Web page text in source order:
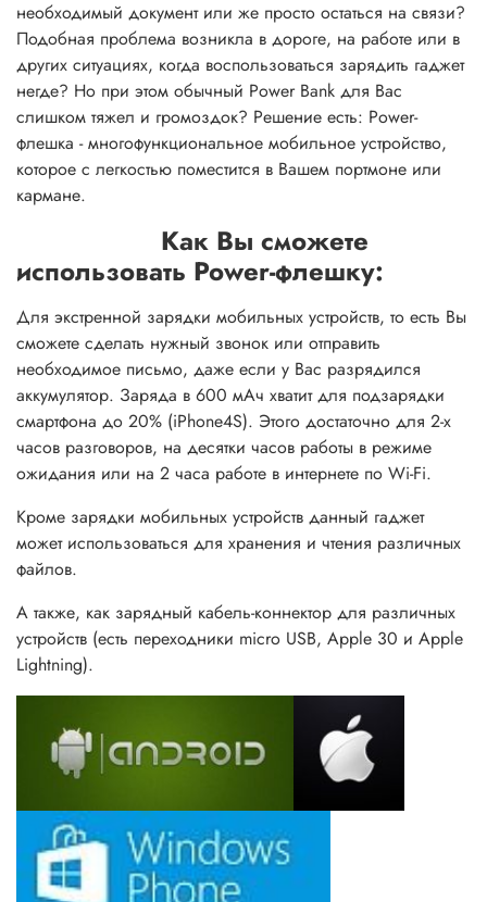
необходимый документ или же просто остаться на связи?
Подобная проблема возникла в дороге, на работе или в
других ситуациях, когда воспользоваться зарядить гаджет
негде? Но при этом обычный Power Bank для Вас
слишком тяжел и громоздок? Решение есть: Power-
флешка - многофункциональное мобильное устройство,
которое с легкостью поместится в Вашем портмоне или
кармане.
Как Вы сможете
использовать Power-флешку:
Для экстренной зарядки мобильных устройств, то есть Вы
сможете сделать нужный звонок или отправить
необходимое письмо, даже если у Вас разрядился
аккумулятор. Заряда в 600 мАч хватит для подзарядки
смартфона до 20% (iPhone4S). Этого достаточно для 2-х
часов разговоров, на десятки часов работы в режиме
ожидания или на 2 часа работе в интернете по Wi-Fi.
Кроме зарядки мобильных устройств данный гаджет
может использоваться для хранения и чтения различных
файлов.
А также, как зарядный кабель-коннектор для различных
устройств (есть переходники micro USB, Apple 30 и Apple
Lightning).